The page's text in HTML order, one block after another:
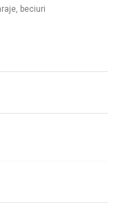
beciuri